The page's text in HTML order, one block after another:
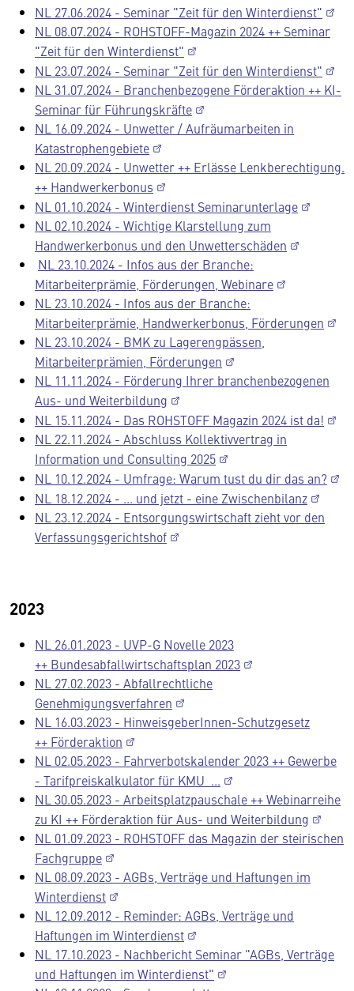
NL 27.06.2024 - Seminar "Zeit für den Winterdienst"
NL 08.07.2024 - ROHSTOFF-Magazin 2024 ++ Seminar
"Zeit für den Winterdienst"
NL 23.07.2024 - Seminar "Zeit für den Winterdienst"
NL 31.07.2024 - Branchenbezogene Förderaktion ++ KI-
Seminar für Führungskräfte
NL 16.09.2024 - Unwetter / Aufräumarbeiten in
Katastrophengebiete
NL 20.09.2024 - Unwetter ++ Erlässe Lenkberechtigung.
++ Handwerkerbonus
NL 01.10.2024 - Winterdienst Seminarunterlage
NL 02.10.2024 - Wichtige Klarstellung zum
Handwerkerbonus und den Unwetterschäden
NL 23.10.2024 - Infos aus der Branche:
Mitarbeiterprämie, Förderungen, Webinare
NL 23.10.2024 - Infos aus der Branche:
Mitarbeiterprämie, Handwerkerbonus, Förderungen
NL 23.10.2024 - BMK zu Lagerengpässen,
Mitarbeiterprämien, Förderungen
NL 11.11.2024 - Förderung Ihrer branchenbezogenen
Aus- und Weiterbildung
NL 15.11.2024 - Das ROHSTOFF Magazin 2024 ist da!
NL 22.11.2024 - Abschluss Kollektivvertrag in
Information und Consulting 2025
NL 10.12.2024 - Umfrage: Warum tust du dir das an?
NL 18.12.2024 - ... und jetzt - eine Zwischenbilanz
NL 23.12.2024 - Entsorgungswirtschaft zieht vor den
Verfassungsgerichtshof
2023
NL 26.01.2023 - UVP-G Novelle 2023
++ Bundesabfallwirtschaftsplan 2023
NL 27.02.2023 - Abfallrechtliche
Genehmigungsverfahren
NL 16.03.2023 - HinweisgeberInnen-Schutzgesetz
++ Förderaktion
NL 02.05.2023 - Fahrverbotskalender 2023 ++ Gewerbe
- Tarifpreiskalkulator für KMU ...
NL 30.05.2023 - Arbeitsplatzpauschale ++ Webinarreihe
zu KI ++ Förderaktion für Aus- und Weiterbildung
NL 01.09.2023 - ROHSTOFF das Magazin der steirischen
Fachgruppe
NL 08.09.2023 - AGBs, Verträge und Haftungen im
Winterdienst
NL 12.09.2012 - Reminder: AGBs, Verträge und
Haftungen im Winterdienst
NL 17.10.2023 - Nachbericht Seminar "AGBs, Verträge
und Haftungen im Winterdienst"